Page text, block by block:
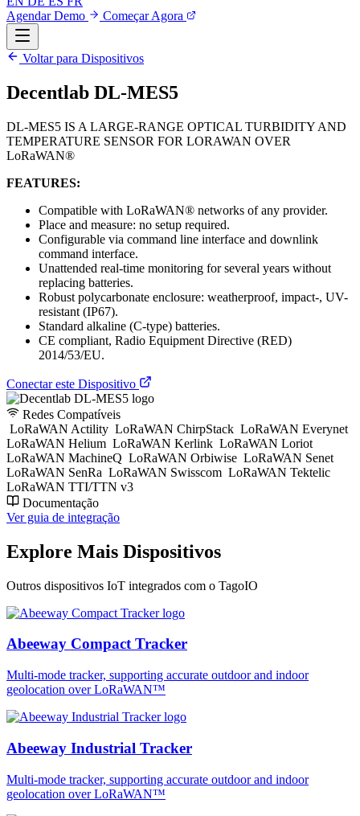
Agendar Demo
Começar Agora
Voltar para Dispositivos
Decentlab DL-MES5
DL-MES5 IS A LARGE-RANGE OPTICAL TURBIDITY AND
TEMPERATURE SENSOR FOR LORAWAN OVER
LoRaWAN®
FEATURES:
Compatible with LoRaWAN® networks of any provider.
Place and measure: no setup required.
Configurable via command line interface and downlink
command interface.
Unattended real-time monitoring for several years without
replacing batteries.
Robust polycarbonate enclosure: weatherproof, impact-, UV-
resistant (IP67).
Standard alkaline (C-type) batteries.
CE compliant, Radio Equipment Directive (RED)
2014/53/EU.
Conectar este Dispositivo
Redes Compatíveis
LoRaWAN Actility LoRaWAN ChirpStack LoRaWAN Everynet
LoRaWAN Helium LoRaWAN Kerlink LoRaWAN Loriot
LoRaWAN MachineQ LoRaWAN Orbiwise LoRaWAN Senet
LoRaWAN SenRa LoRaWAN Swisscom LoRaWAN Tektelic
LoRaWAN TTI/TTN v3
Documentação
Ver guia de integração
Explore Mais Dispositivos
Outros dispositivos IoT integrados com o TagoIO
Abeeway Compact Tracker
Multi-mode tracker, supporting accurate outdoor and indoor
geolocation over LoRaWAN™
Abeeway Industrial Tracker
Multi-mode tracker, supporting accurate outdoor and indoor
geolocation over LoRaWAN™